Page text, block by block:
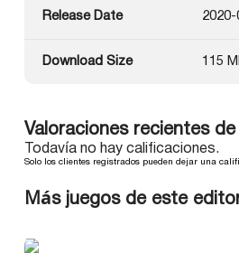
Release Date 2020-
Download Size 115
Valoraciones recientes
Todavía no hay calificaciones.
Solo los clientes registrados pueden dejar una
Más juegos de este